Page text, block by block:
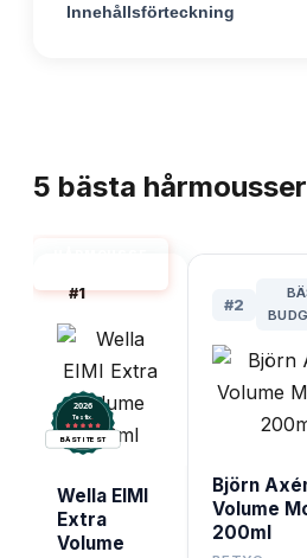
Innehållsförteckning
5 bästa
#1
2026
Testix.
BÄST I TEST
Wella EIMI
Extra
Volume
#2
Björn
Volume
200ml